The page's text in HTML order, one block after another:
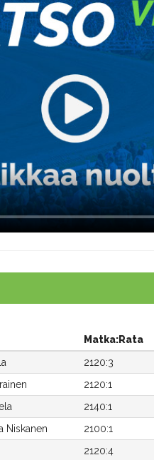
Matka:Rata
2120:3
2120:1
2140:1
Niskanen 2100:1
2120:4